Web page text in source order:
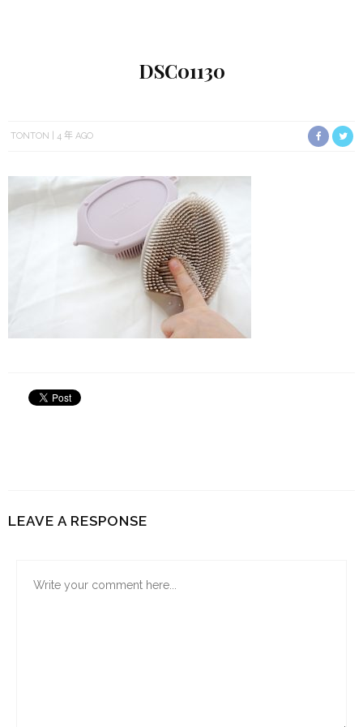
DSC01130
TONTON 4 年 AGO
LEAVE A RESPONSE